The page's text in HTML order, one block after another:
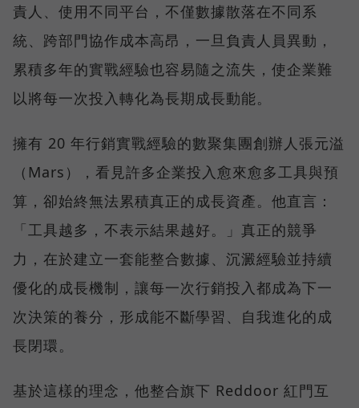
責人、使用不同平台，不僅數據散落在不同系
統、跨部門協作成本高昂，一旦負責人員異動，
累積多年的實戰經驗也容易隨之流失，使企業難
以將每一次投入轉化為長期成長動能。
擁有 20 年行銷實戰經驗的數聚集團創辦人張元溢
（Mars），看見許多企業投入愈來愈多工具與預
算，卻始終無法累積真正的成長資產。他直言：
「工具越多，不表示結果越好。」真正的競爭
力，在於建立一套能整合數據、沉澱經驗並持續
優化的成長機制，讓每一次行銷投入都成為下一
次決策的養分，形成能不斷學習、自我進化的成
長閉環。
基於這樣的理念，他整合旗下 Reddoor 紅門互